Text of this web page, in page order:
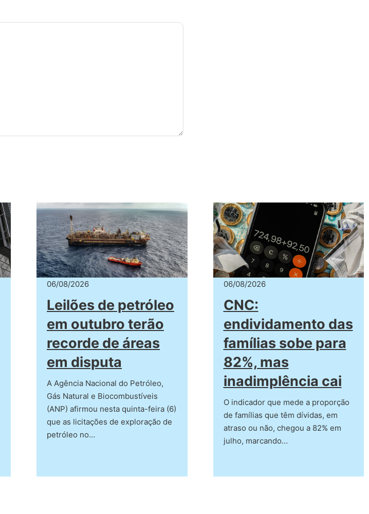
06/08/2026
Leilões de petróleo
em outubro terão
recorde de áreas
em disputa
A Agência Nacional do Petróleo,
Gás Natural e Biocombustíveis
(ANP) afirmou nesta quinta-feira (6)
que as licitações de exploração de
petróleo no…
06/08/2026
CNC:
endividamento das
famílias sobe para
82%, mas
inadimplência cai
O indicador que mede a proporção
de famílias que têm dívidas, em
atraso ou não, chegou a 82% em
julho, marcando…